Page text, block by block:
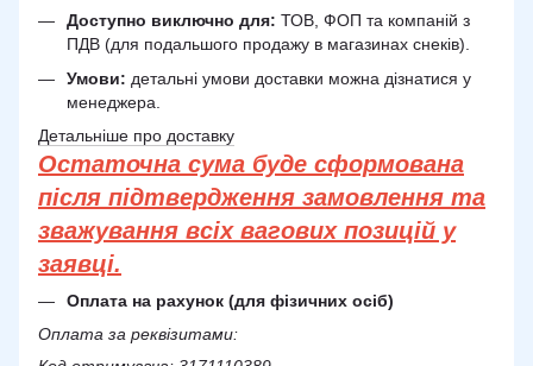
Доступно виключно для: ТОВ, ФОП та компаній з
ПДВ (для подальшого продажу в магазинах снеків).
Умови: детальні умови доставки можна дізнатися у
менеджера.
Детальніше про доставку
Остаточна сума буде сформована
після підтвердження замовлення та
зважування всіх вагових позицій у
заявці.
Оплата на рахунок (для фізичних осіб)
Оплата за реквізитами: